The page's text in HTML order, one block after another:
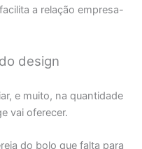
a relação empresa-
design
e muito, na quantidade
vai oferecer.
do bolo que falta para